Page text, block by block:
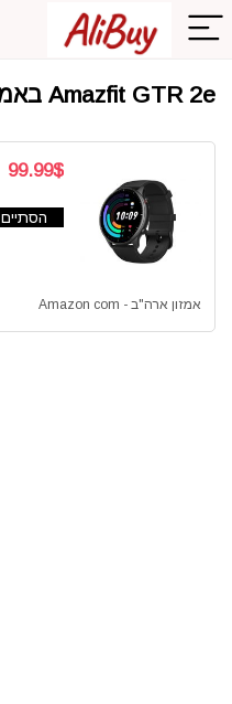
Amazfit GTR 2e באמזון
99.99$
הסתיים
אמזון ארה"ב - Amazon com